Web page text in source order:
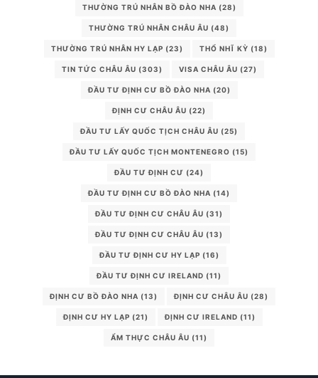
THƯỜNG TRÚ NHÂN BỒ ĐÀO NHA (28)
THƯỜNG TRÚ NHÂN CHÂU ÂU (48)
THƯỜNG TRÚ NHÂN HY LẠP (23) THỔ NHĨ KỲ (18)
TIN TỨC CHÂU ÂU (303) VISA CHÂU ÂU (27)
ĐẦU TƯ ĐỊNH CƯ BỒ ĐÀO NHA (20)
ĐỊNH CƯ CHÂU ÂU (22)
ĐẦU TƯ LẤY QUỐC TỊCH CHÂU ÂU (25)
ĐẦU TƯ LẤY QUỐC TỊCH MONTENEGRO (15)
ĐẦU TƯ ĐỊNH CƯ (24)
ĐẦU TƯ ĐỊNH CƯ BỒ ĐÀO NHA (14)
ĐẦU TƯ ĐỊNH CƯ CHÂU ÂU (31)
ĐẦU TƯ ĐỊNH CƯ CHÂU ÂU (13)
ĐẦU TƯ ĐỊNH CƯ HY LẠP (16)
ĐẦU TƯ ĐỊNH CƯ IRELAND (11)
ĐỊNH CƯ BỒ ĐÀO NHA (13) ĐỊNH CƯ CHÂU ÂU (28)
ĐỊNH CƯ HY LẠP (21) ĐỊNH CƯ IRELAND (11)
ẨM THỰC CHÂU ÂU (11)